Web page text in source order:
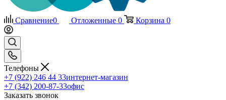
Сравнение0 Отложенные 0 Корзина 0
Телефоны
+7 (922) 246 44 33интернет-магазин
+7 (342) 200-87-33офис
Заказать звонок